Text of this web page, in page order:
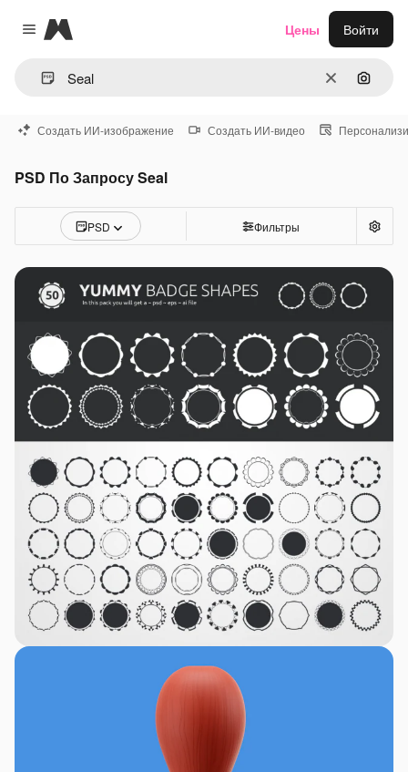
Close menu
Magnific
ОчиститьПоиск
Цены Войти
Создать ИИ-изображение Создать ИИ-видео
PSD По Запросу Seal
PSD Фильтры